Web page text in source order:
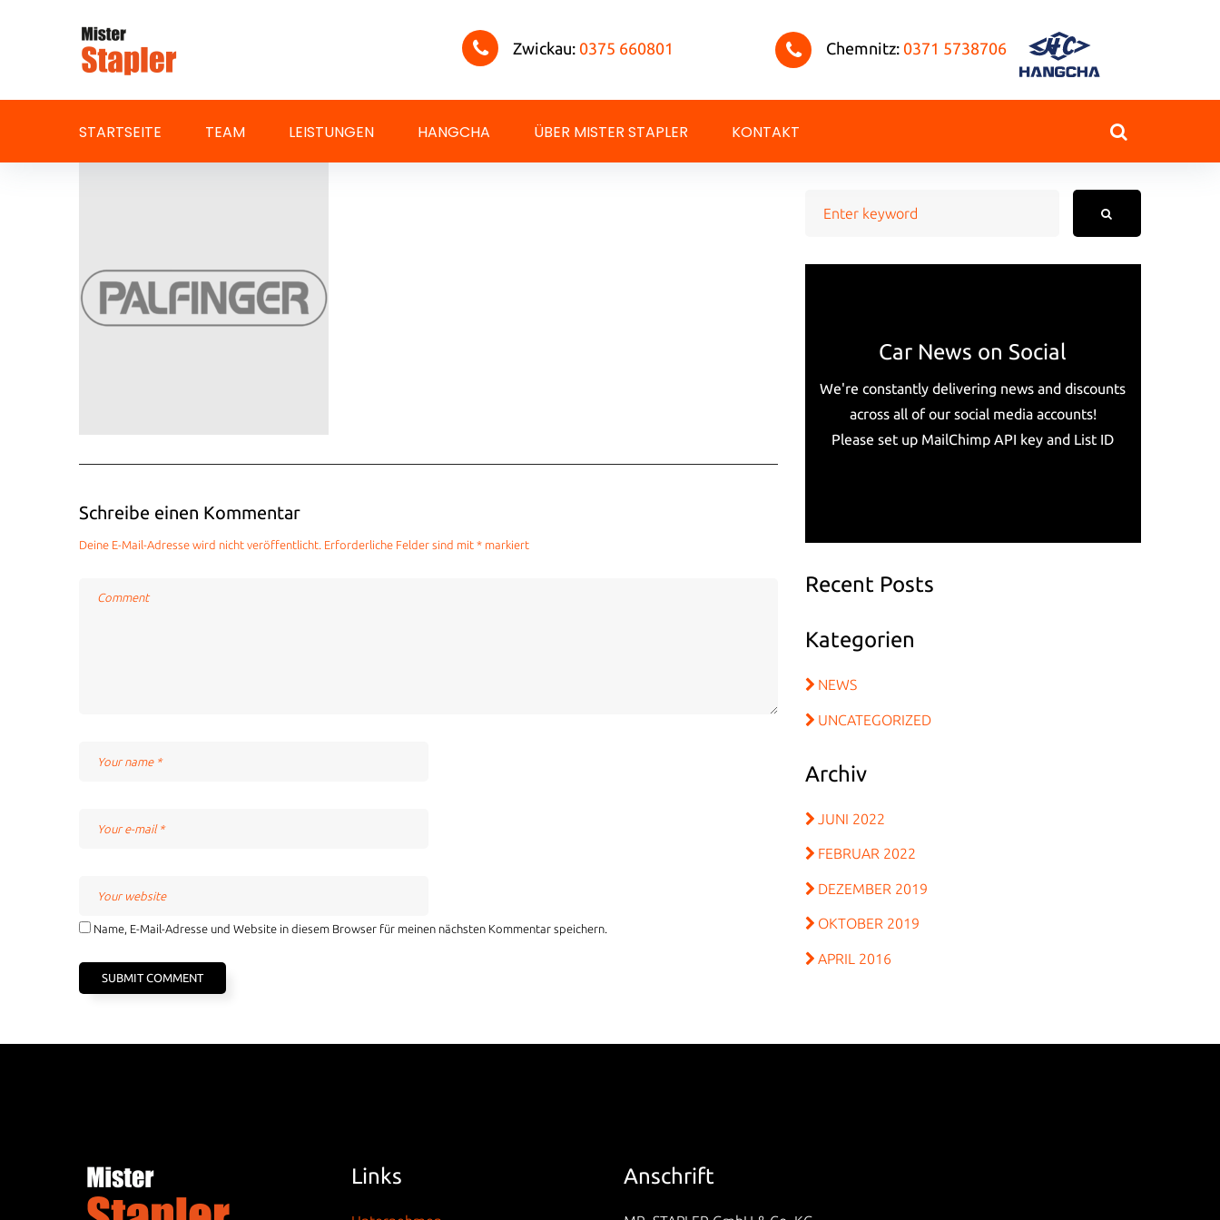
Zwickau:0375 660801 Chemnitz: 0371 5738706
STARTSEITE TEAM LEISTUNGEN HANGCHA ÜBER MISTER STAPLER KONTAKT
Schreibe einen Kommentar
Deine E-Mail-Adresse wird nicht veröffentlicht. Erforderliche Felder sind mit * markiert
Name, E-Mail-Adresse und Website in diesem Browser für meinen nächsten Kommentar speichern.
Car News on Social
We're constantly delivering news and discounts
across all of our social media accounts!
Please set up MailChimp API key and List ID
Recent Posts
Kategorien
NEWS
UNCATEGORIZED
Archiv
JUNI 2022
FEBRUAR 2022
DEZEMBER 2019
OKTOBER 2019
APRIL 2016
Links Anschrift